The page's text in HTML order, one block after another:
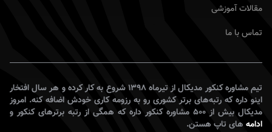
مقالات آموزشى
تماس با ما
تیم مشاوره کنکور مدیکال از تیرماه ۱۳۹۸ شروع به کار کرده و هر سال افتخار
اینو داره که رتبه‌های برتر کشوری رو به رزومه کاری خودش اضافه کنه. امروز
مدیکال بیش از ۵۰۰ مشاوره کنکور داره که همگی از رتبه برترهای کنکور و
رشته های تاپ هستن.